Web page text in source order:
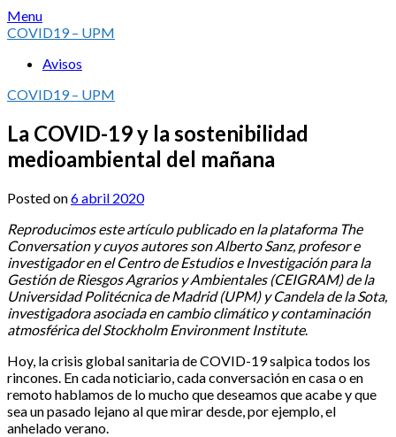
Skip
to
Menu
COVID19 – UPM
Avisos
COVID19 – UPM
La COVID-19 y la sostenibilidad
medioambiental del mañana
Posted on6 abril 2020
Reproducimos este artículo publicado en la plataforma The
Conversation y cuyos autores son Alberto Sanz, profesor e
investigador en el Centro de Estudios e Investigación para la
Gestión de Riesgos Agrarios y Ambientales (CEIGRAM) de la
Universidad Politécnica de Madrid (UPM) y Candela de la Sota,
investigadora asociada en cambio climático y contaminación
atmosférica del Stockholm Environment Institute.
Hoy, la crisis global sanitaria de COVID-19 salpica todos los
rincones. En cada noticiario, cada conversación en casa o en
remoto hablamos de lo mucho que deseamos que acabe y que
sea un pasado lejano al que mirar desde, por ejemplo, el
anhelado verano.